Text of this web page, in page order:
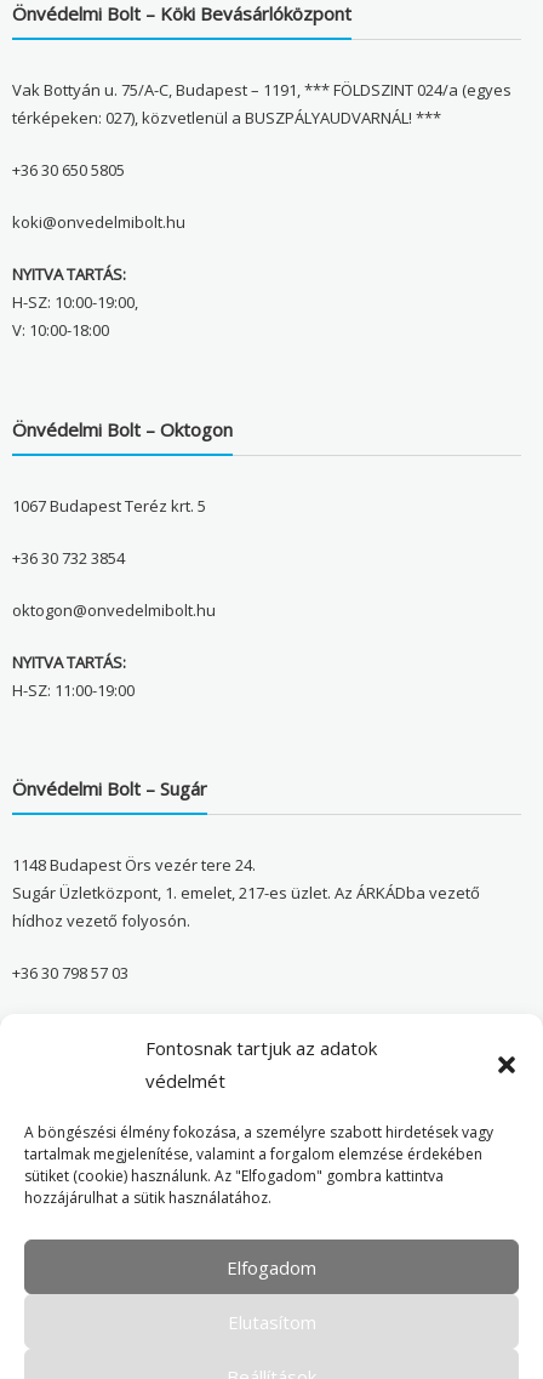
Fontosnak tartjuk az adatok
védelmét
A böngészési élmény fokozása, a személyre szabott hirdetések vagy
tartalmak megjelenítése, valamint a forgalom elemzése érdekében
sütiket (cookie) használunk. Az "Elfogadom" gombra kattintva
hozzájárulhat a sütik használatához.
Elfogadom
Elutasítom
Önvédelmi Bolt – Köki Bevásárlóközpont
Vak Bottyán u. 75/A-C, Budapest – 1191, *** FÖLDSZINT 024/a (egyes
térképeken: 027), közvetlenül a BUSZPÁLYAUDVARNÁL! ***
+36 30 650 5805
koki@onvedelmibolt.hu
NYITVA TARTÁS:
H-SZ: 10:00-19:00,
V: 10:00-18:00
Önvédelmi Bolt – Oktogon
1067 Budapest Teréz krt. 5
+36 30 732 3854
oktogon@onvedelmibolt.hu
NYITVA TARTÁS:
H-SZ: 11:00-19:00
Önvédelmi Bolt – Sugár
1148 Budapest Örs vezér tere 24.
Sugár Üzletközpont, 1. emelet, 217-es üzlet. Az ÁRKÁDba vezető
hídhoz vezető folyosón.
+36 30 798 57 03
Önvédelmi Bolt – Főoldal
Adatvédelmi tájékoztató
Cookie Policy